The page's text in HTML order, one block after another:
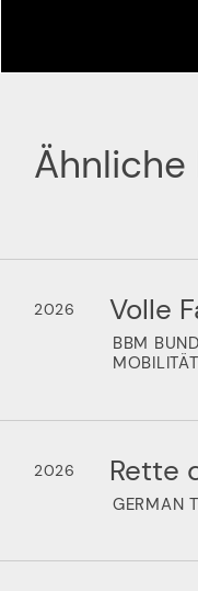
2026 Volle
BBM
2026 Rette
GERMAN